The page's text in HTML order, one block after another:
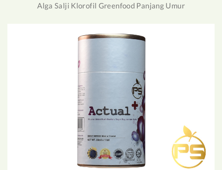
Alga Salji Klorofil Greenfood Panjang Umur